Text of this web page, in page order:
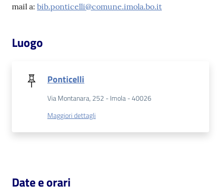
Decentrate
Patto
per
lettura
mail a: bib.ponticelli@comune.imola.bo.it
Luogo
Ponticelli
Via Montanara, 252 - Imola - 40026
Maggiori dettagli
Date e orari